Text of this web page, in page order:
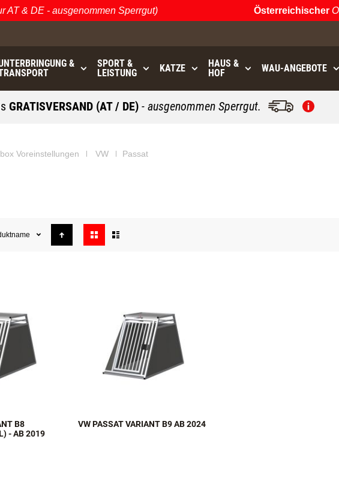
& DE - ausgenommen Sperrgut) Österreichischer
&
SPORT &
LEISTUNG
KATZE
HAUS &
HOF
WAU⁠-⁠ANGEBOTE
GRATISVERSAND (AT / DE)- ausgenommen Sperrgut.
Voreinstellungen VW Passat
als
B8
- AB 2019
VW PASSAT VARIANT B9 AB 2024